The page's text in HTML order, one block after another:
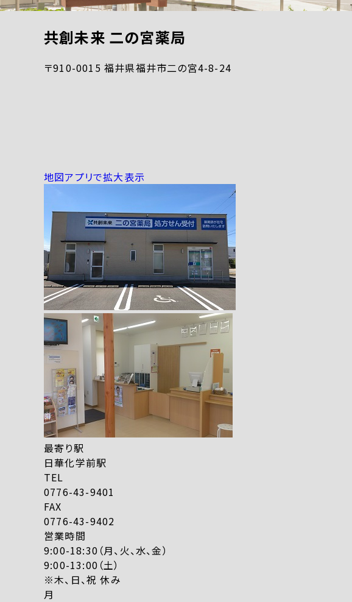
共創未来 二の宮薬局
〒910-0015 福井県福井市二の宮4-8-24
地図アプリで拡大表示
最寄り駅
日華化学前駅
TEL
0776-43-9401
FAX
0776-43-9402
営業時間
9:00-18:30（月、火、水、金）
9:00-13:00（土）
※木、日、祝 休み
月